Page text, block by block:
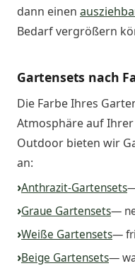
dann einen
Bedarf vergrößern
Gartensets nach
Die Farbe Ihres
Atmosphäre auf Ihrer
Outdoor bieten wir
an:
Anthrazit-Gartensets
Graue Gartensets—
Weiße Gartensets—
Beige Gartensets—